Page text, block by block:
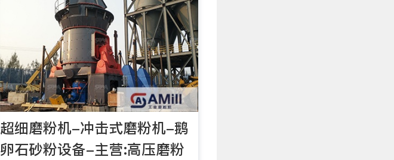
超细磨粉机-冲击式磨粉机-鹅
卵石砂粉设备-主营:高压磨粉